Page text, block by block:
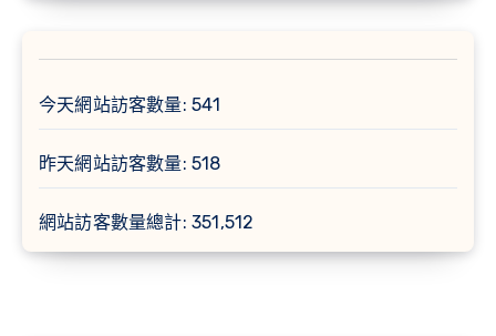
今天網站訪客數量: 541
昨天網站訪客數量: 518
網站訪客數量總計: 351,512